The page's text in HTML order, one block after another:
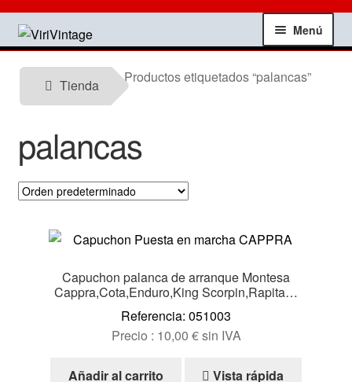
Ir
a
navegación
Ir
al
Menú
Tienda
Contactar
Informacion tecnica
Noticias
Testimonios
Tienda Productos etiquetados “palancas”
palancas
Capuchon palanca de arranque Montesa
Cappra,Cota,Enduro,King Scorpin,Rapita…
Referencia: 051003
Precio : 10,00 €sin IVA
Añadir al carrito Vista rápida